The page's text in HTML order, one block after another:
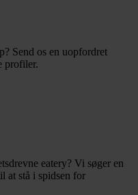
Send os en uopfordret
profiler.
eatery? Vi søger en
at stå i spidsen for